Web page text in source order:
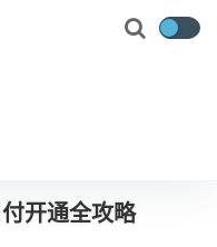
开通全攻略